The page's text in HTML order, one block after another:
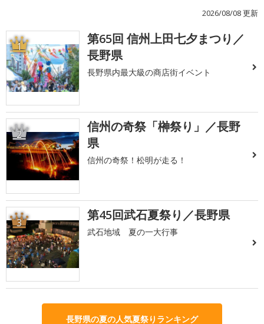
2026/08/08 更新
1
第65回 信州上田七夕まつり／
長野県
長野県内最大級の商店街イベント
2
信州の奇祭「榊祭り」／長野
県
信州の奇祭！松明が走る！
3 第45回武石夏祭り／長野県
武石地域 夏の一大行事
長野県の夏の人気夏祭りランキング